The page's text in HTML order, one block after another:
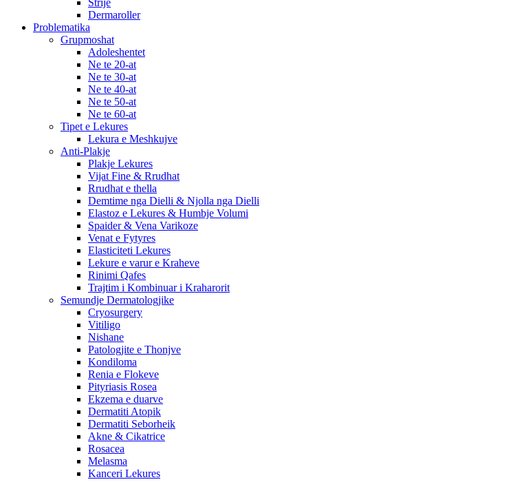
Strije
Dermaroller
Problematika
Grupmoshat
Adoleshentet
Ne te 20-at
Ne te 30-at
Ne te 40-at
Ne te 50-at
Ne te 60-at
Tipet e Lekures
Lekura e Meshkujve
Anti-Plakje
Plakje Lekures
Vijat Fine & Rrudhat
Rrudhat e thella
Demtime nga Dielli & Njolla nga Dielli
Elastoz e Lekures & Humbje Volumi
Spaider & Vena Varikoze
Venat e Fytyres
Elasticiteti Lekures
Lekure e varur e Kraheve
Rinimi Qafes
Trajtim i Kombinuar i Kraharorit
Semundje Dermatologjike
Cryosurgery
Vitiligo
Nishane
Patologjite e Thonjve
Kondiloma
Renia e Flokeve
Pityriasis Rosea
Ekzema e duarve
Dermatiti Atopik
Dermatiti Seborheik
Akne & Cikatrice
Rosacea
Melasma
Kanceri Lekures